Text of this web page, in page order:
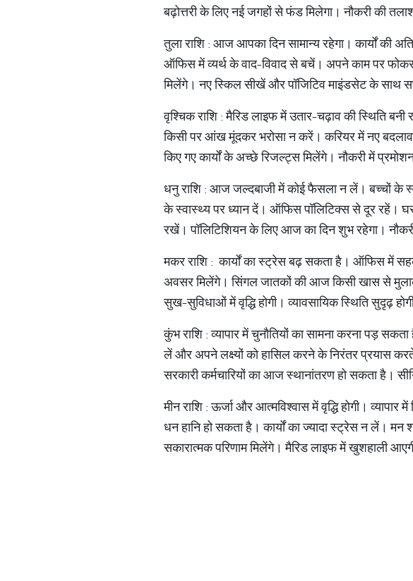
बढ़ोत्तरी के लिए नई जगहों से फंड मिलेगा। नौकरी की
तुला राशि : आज आपका दिन सामान्य रहेगा। कार्यों की
ऑफिस में व्यर्थ के वाद-विवाद से बचें। अपने काम पर फोकस
मिलेंगे। नए स्किल सीखें और पॉजिटिव माइंडसेट के साथ
वृश्चिक राशि : मैरिड लाइफ में उतार-चढ़ाव की स्थिति
किसी पर आंख मूंदकर भरोसा न करें। करियर में नए
किए गए कार्यों के अच्छे रिजल्ट्स मिलेंगे। नौकरी में
धनु राशि : आज जल्दबाजी में कोई फैसला न लें। बच्चों के
के स्वास्थ्य पर ध्यान दें। ऑफिस पॉलिटिक्स से दूर रहें। घर
रखें। पॉलिटिशियन के लिए आज का दिन शुभ रहेगा।
मकर राशि : कार्यों का स्ट्रेस बढ़ सकता है। ऑफिस में
अवसर मिलेंगे। सिंगल जातकों की आज किसी खास से
सुख-सुविधाओं में वृद्धि होगी। व्यावसायिक स्थिति सुदृढ़
कुंभ राशि : व्यापार में चुनौतियों का सामना करना
लें और अपने लक्ष्यों को हासिल करने के निरंतर प्रयास
सरकारी कर्मचारियों का आज स्थानांतरण हो सकता है।
मीन राशि : ऊर्जा और आत्मविश्वास में वृद्धि होगी।
धन हानि हो सकता है। कार्यों का ज्यादा स्ट्रेस न लें। मन
सकारात्मक परिणाम मिलेंगे। मैरिड लाइफ में खुशहाली